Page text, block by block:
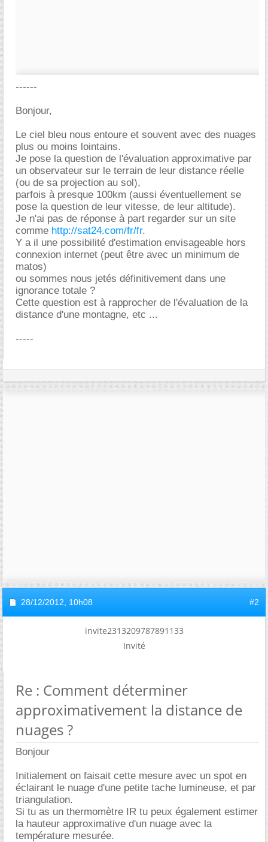
------
Bonjour,
Le ciel bleu nous entoure et souvent avec des nuages
plus ou moins lointains.
Je pose la question de l'évaluation approximative par
un observateur sur le terrain de leur distance réelle
(ou de sa projection au sol),
parfois à presque 100km (aussi éventuellement se
pose la question de leur vitesse, de leur altitude).
Je n'ai pas de réponse à part regarder sur un site
comme http://sat24.com/fr/fr.
Y a il une possibilité d'estimation envisageable hors
connexion internet (peut être avec un minimum de
matos)
ou sommes nous jetés définitivement dans une
ignorance totale ?
Cette question est à rapprocher de l'évaluation de la
distance d'une montagne, etc ...
-----
28/12/2012, 10h08 #2
invite2313209787891133
Invité
Re : Comment déterminer
approximativement la distance de
nuages ?
Bonjour
Initialement on faisait cette mesure avec un spot en
éclairant le nuage d'une petite tache lumineuse, et par
triangulation.
Si tu as un thermomètre IR tu peux également estimer
la hauteur approximative d'un nuage avec la
température mesurée.